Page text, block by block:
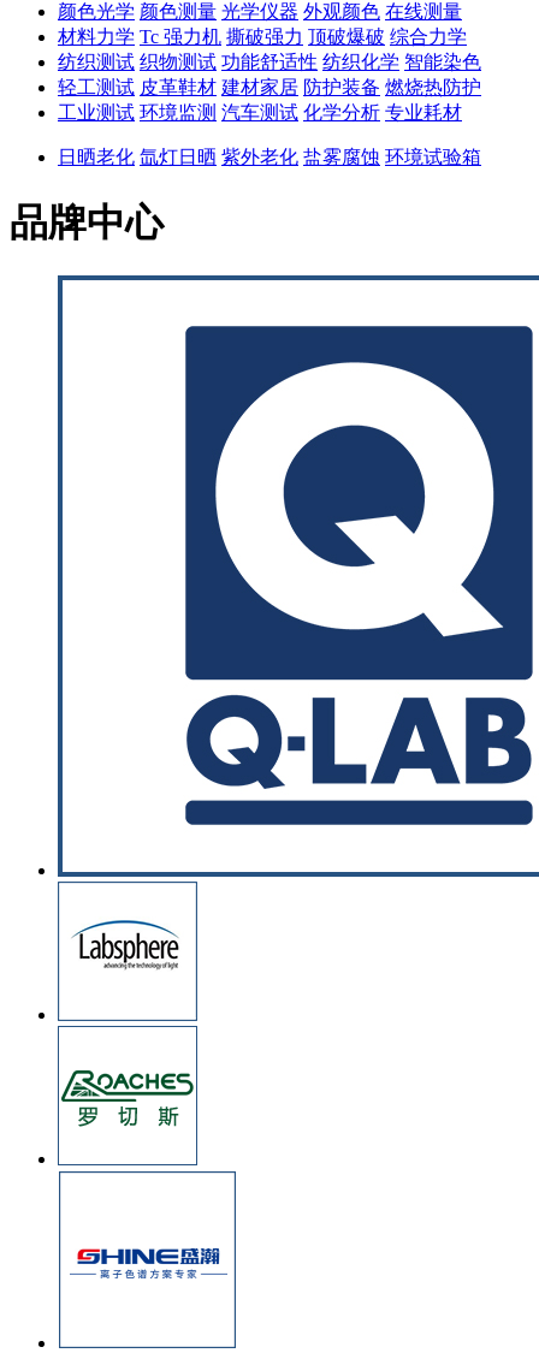
颜色光学 颜色测量 光学仪器 外观颜色 在线测量
材料力学 Tc 强力机 撕破强力 顶破爆破 综合力学
纺织测试 织物测试 功能舒适性 纺织化学 智能染色
轻工测试 皮革鞋材 建材家居 防护装备 燃烧热防护
工业测试 环境监测 汽车测试 化学分析 专业耗材
日晒老化 氙灯日晒 紫外老化 盐雾腐蚀 环境试验箱
品牌中心